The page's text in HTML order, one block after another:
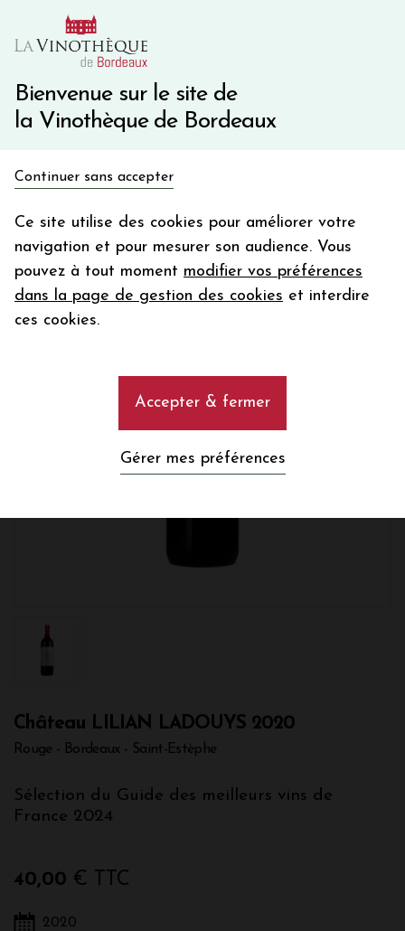
Bienvenue sur le site de
la Vinothèque de Bordeaux
Continuer sans accepter
Ce site utilise des cookies pour améliorer votre
navigation et pour mesurer son audience. Vous
pouvez à tout moment modifier vos préférences
dans la page de gestion des cookies et interdire
ces cookies.
Accepter & fermer
Gérer mes préférences
10€ de remise immédiate sur votre première commande
Une question ?
Château LILIAN LADOUYS 2020
Rouge - Bordeaux - Saint-Estèphe
Sélection du Guide des meilleurs vins de
France 2024
40,00 € TTC
2020
en bon d'achat
Votre
email
En m’abonnant, j’accepte de recevoir la newsletter de la